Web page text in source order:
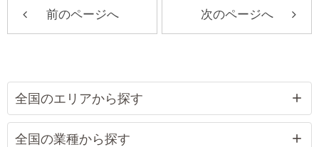
前のページへ 次のページへ
全国のエリアから探す
全国の業種から探す